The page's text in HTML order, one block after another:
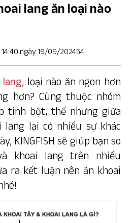
lang ăn loại nào
ngày 19/09/202454
lang, loại nào ăn ngon hơn
hơn? Cùng thuộc nhóm
tinh bột, thế nhưng giữa
lang lại có nhiều sự khác
KINGFISH sẽ giúp bạn so
khoai lang trên nhiều
ra kết luận nên ăn khoai